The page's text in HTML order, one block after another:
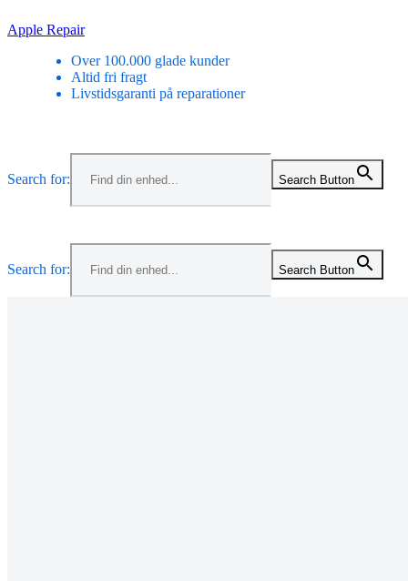
Skip
Apple Repair
Over 100.000 glade kunder
Altid fri fragt
Livstidsgaranti på reparationer
Search for: Search Button
Search for: Search Button